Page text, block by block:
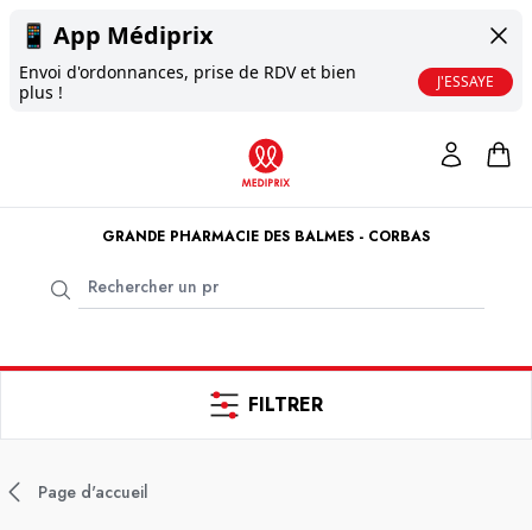
📱 App Médiprix
Envoi d'ordonnances, prise de RDV et bien
plus !
J'ESSAYE
GRANDE PHARMACIE DES BALMES - CORBAS
FILTRER
Page d'accueil